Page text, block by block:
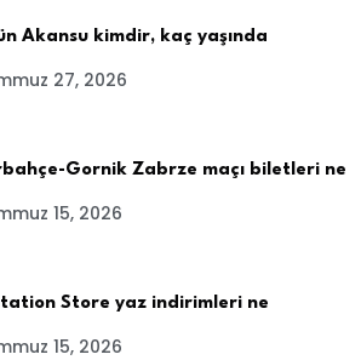
Akansu kimdir, kaç yaşında
27, 2026
Gornik Zabrze maçı biletleri ne
15, 2026
Store yaz indirimleri ne
15, 2026